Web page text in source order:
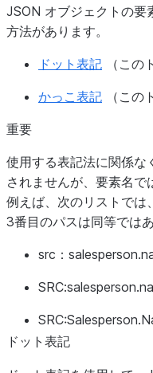
|       "phone":
|     }
|   "date": "2017-
|   "dealership":
|     "id": "274",
|   },
|   "vehicle": [
|     {
|       "extras": [
|         "ext
|         "fabric
|       "make":
|       "model":
|       "price":
JSON オブジェクトの要
方法があります。
ドット表記 （この
かっこ表記 （この
重要
使用する表記法に関係な
されませんが、要素名で
例えば、次のリストでは
3番目のパスは同等ではあ
src：
ドット表記